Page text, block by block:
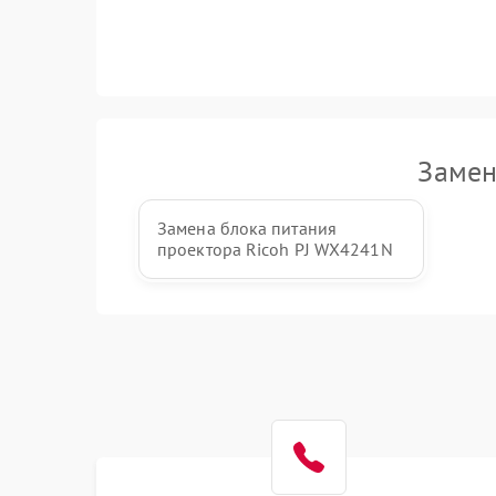
Замена блока питания
проектора Ricoh PJ WX4241N